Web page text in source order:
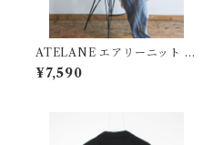
ATELANE エアリーニット W
ジャガード クルーネック フラ
ワー ブラック 25A-21034
¥7,590